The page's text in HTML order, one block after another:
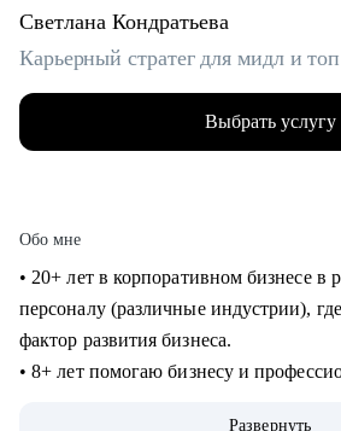
Светлана Кондратьева
Карьерный стратег для мидл и
Выбрать услугу
Обо мне
• 20+ лет в корпоративном бизнесе в
персоналу (различные индустрии),
фактор развития бизнеса.
• 8+ лет помогаю бизнесу и
Развернуть